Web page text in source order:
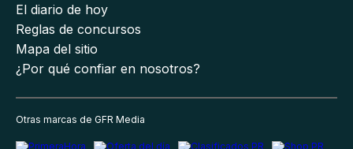
El diario de hoy
Reglas de concursos
Mapa del sitio
¿Por qué confiar en nosotros?
Otras marcas de GFR Media